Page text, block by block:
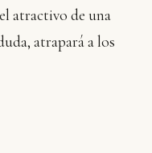
atractivo de una
atrapará a los